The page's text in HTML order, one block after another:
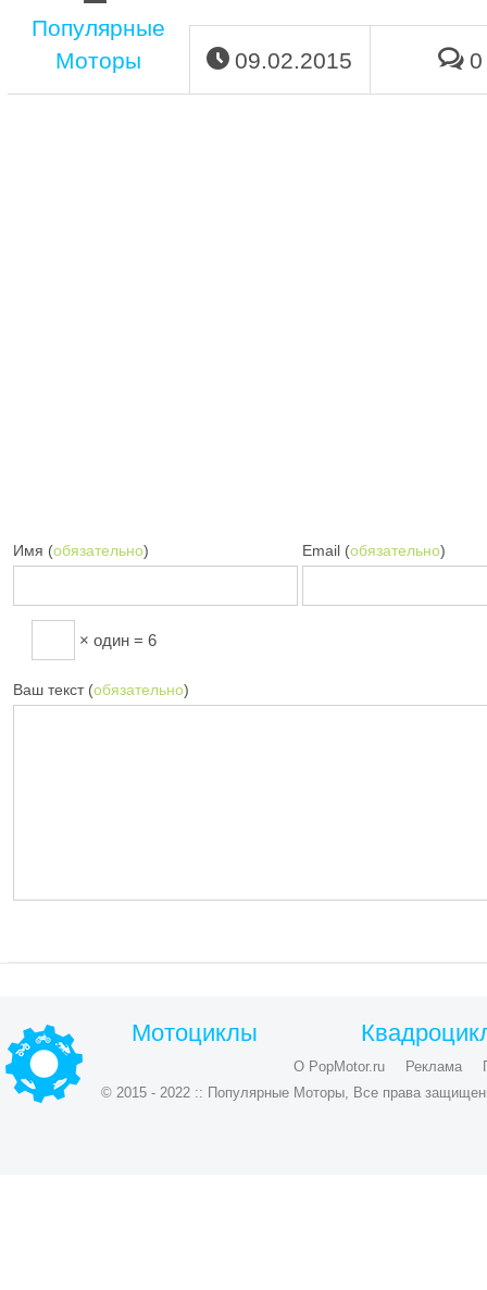
Популярные
Моторы
09.02.2015 0
Имя (обязательно) Email (обязательно)
× один = 6
Ваш текст (обязательно)
Мотоциклы
О PopMotor.ru Реклама
© 2015 - 2022 :: Популярные Моторы, Все права